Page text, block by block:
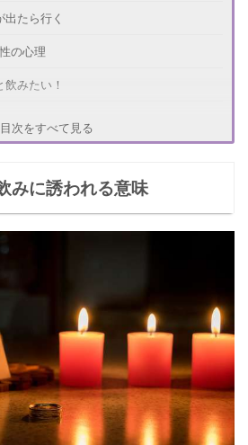
たら行く
の心理
みたい！
！
手に断る方法は？
ると伝える
目次をすべて見る
みに誘われる意味